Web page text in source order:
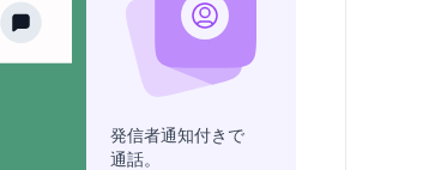
発信者通知付きで
通話。